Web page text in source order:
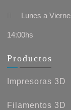
Lunes a
14:00hs
Productos
Impresoras 3D
Filamentos 3D